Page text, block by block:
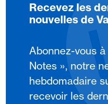
Recevez les
nouvelles de
Abonnez-vous
Notes », notre
hebdomadaire
recevoir les